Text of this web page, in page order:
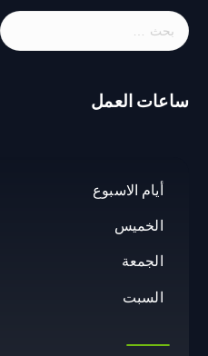
ا
ل
ث
ساعات العمل
أيام الاسبوع
الخميس
الجمعة
السبت